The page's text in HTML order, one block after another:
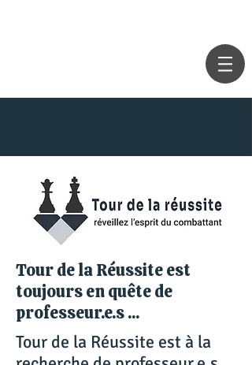
Tour de la Réussite est
toujours en quête de
professeur.e.s ...
Tour de la Réussite est à la